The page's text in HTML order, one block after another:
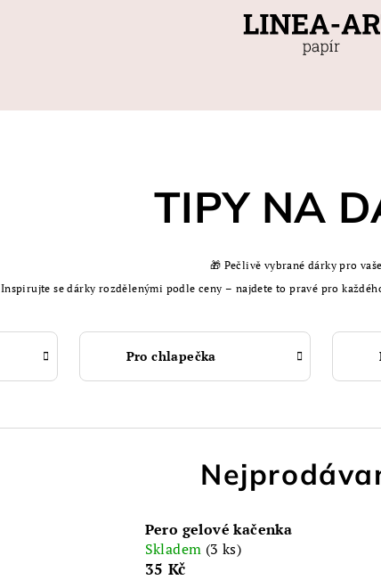
TIPY NA
🎁 Pečlivě vybrané dárky pro
Inspirujte se dárky rozdělenými podle ceny – najdete to pravé pro
Pro chlapečka
Pero gelové kačenka
Skladem (3 ks)
35 Kč